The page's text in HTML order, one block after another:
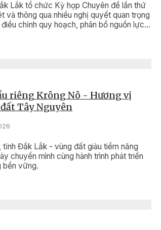
Lắk tổ chức Kỳ họp Chuyên đề lần thứ
và thông qua nhiều nghị quyết quan trọng
chỉnh quy hoạch, phân bổ nguồn lực
riêng Krông Nô - Hương vị
Tây Nguyên
tỉnh Đắk Lắk - vùng đất giàu tiềm năng
chuyển mình cùng hành trình phát triển
bền vững.